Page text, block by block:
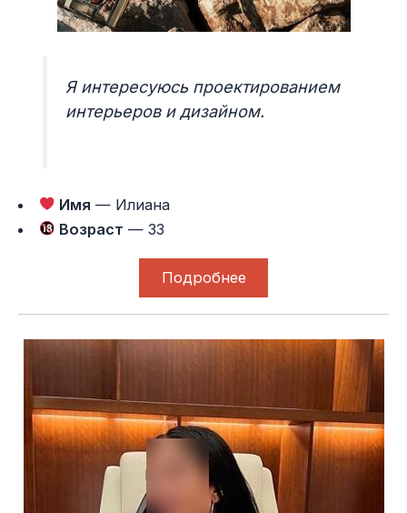
Я интересуюсь проектированием
интерьеров и дизайном.
Имя — Илиана
Возраст — 33
Подробнее